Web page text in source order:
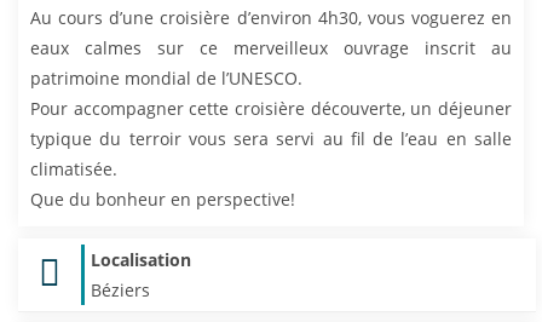
Au cours d’une croisière d’environ 4h30, vous voguerez en
eaux calmes sur ce merveilleux ouvrage inscrit au
patrimoine mondial de l’UNESCO.
Pour accompagner cette croisière découverte, un déjeuner
typique du terroir vous sera servi au fil de l’eau en salle
climatisée.
Que du bonheur en perspective!
Localisation
Béziers